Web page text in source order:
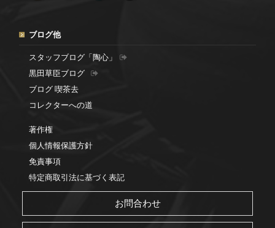
ブログ他
スタッフブログ「陶心」
黒田草臣ブログ
ブログ 喫茶去
コレクターへの道
著作権
個人情報保護方針
免責事項
特定商取引法に基づく表記
お問合わせ